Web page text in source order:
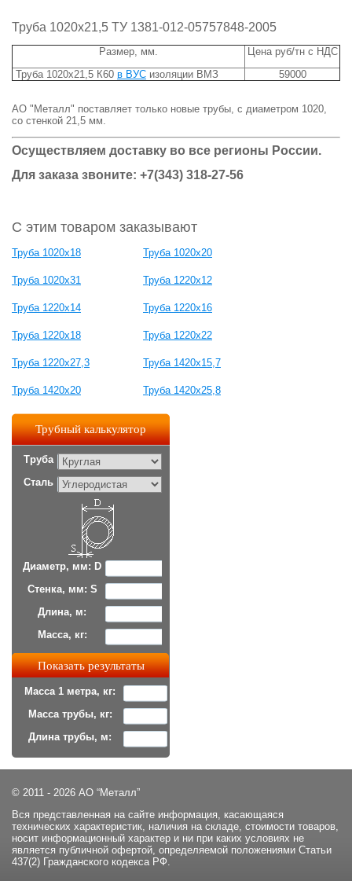
Труба 1020х21,5 ТУ 1381-012-05757848-2005
Размер, мм.
Цена руб/тн с НДС
Труба 1020х21,5 К60 в ВУС изоляции ВМЗ 59000
АО "Металл" поставляет только новые трубы, с диаметром 1020,
со стенкой 21,5 мм.
Осуществляем доставку во все регионы России.
Для заказа звоните: +7(343) 318-27-56
С этим товаром заказывают
Труба 1020х18 Труба 1020х20
Труба 1020х31 Труба 1220х12
Труба 1220х14 Труба 1220х16
Труба 1220х18 Труба 1220х22
Труба 1220х27,3 Труба 1420х15,7
Труба 1420х20 Труба 1420х25,8
Трубный калькулятор
Труба
Сталь
Диаметр, мм: D
Стенка, мм: S
Длина, м:
Масса, кг:
Масса 1 метра, кг:
Масса трубы, кг:
Длина трубы, м:
© 2011 - 2026 АО “Металл”
Вся представленная на сайте информация, касающаяся
технических характеристик, наличия на складе, стоимости товаров,
носит информационный характер и ни при каких условиях не
является публичной офертой, определяемой положениями Статьи
437(2) Гражданского кодекса РФ.